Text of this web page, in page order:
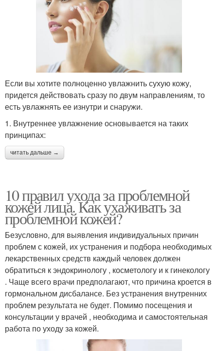
Если вы хотите полноценно увлажнить сухую кожу,
придется действовать сразу по двум направлениям, то
есть увлажнять ее изнутри и снаружи.
1. Внутреннее увлажнение основывается на таких
принципах:
читать дальше →
10 правил ухода за проблемной
кожей лица. Как ухаживать за
проблемной кожей?
Безусловно, для выявления индивидуальных причин
проблем с кожей, их устранения и подбора необходимых
лекарственных средств каждый человек должен
обратиться к эндокринологу , косметологу и к гинекологу
. Чаще всего врачи предполагают, что причина кроется в
гормональном дисбалансе. Без устранения внутренних
проблем результата не будет. Помимо посещения и
консультации у врачей , необходима и самостоятельная
работа по уходу за кожей.